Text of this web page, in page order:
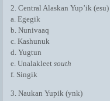
2. Central Alaskan Yup’ik (esu)
a. Egegik
b. Nunivaaq
c. Kashunuk
d. Yugtun
e. Unalakleetsouth
f. Singik
3. Naukan Yupik (ynk)